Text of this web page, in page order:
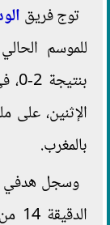
توج فريق
الإثنين، على
بالمغرب.
وسجل هدفي